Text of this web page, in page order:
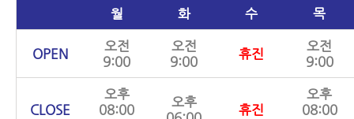
월 화 수 목
OPEN
오전
9:00
오전
9:00
휴진
오전
9:00
CLOSE
오후
08:00
오후
휴진
오후
08:00